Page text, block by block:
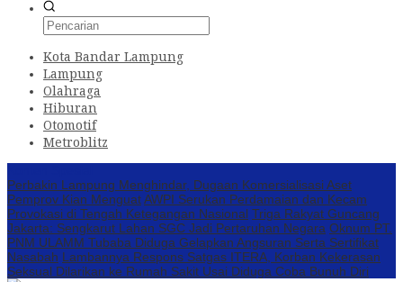
Kota Bandar Lampung
Lampung
Olahraga
Hiburan
Otomotif
Metroblitz
Perbakin Lampung Menghindar, Dugaan Komersialisasi Aset
Pemprov Kian MenguatAWPI Serukan Perdamaian dan Kecam
Provokasi di Tengah Ketegangan Nasional Triga Rakyat Guncang
Jakarta: Sengkarut Lahan SGC Jadi Pertaruhan Negara Oknum PT.
PNM ULAMM Tubaba Diduga Gelapkan Angsuran Serta Sertifikat
Nasabah Lambannya Respons Satgas ITERA, Korban Kekerasan
Seksual Dilarikan ke Rumah Sakit Usai Diduga Coba Bunuh Diri